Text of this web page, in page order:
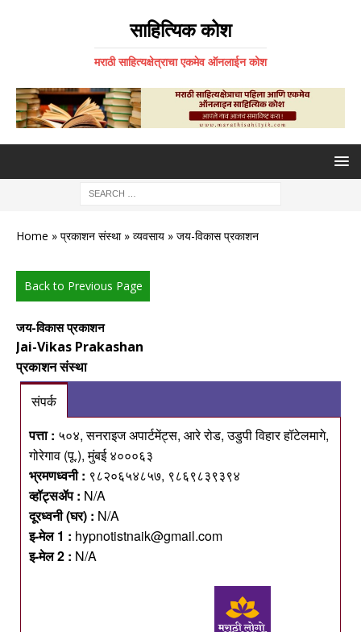
साहित्यिक कोश
मराठी साहित्यक्षेत्राचा एकमेव ऑनलाईन कोश
Home » प्रकाशन संस्था» व्यवसाय » जय-विकास प्रकाशन
Back to Previous Page
जय-विकास प्रकाशन
Jai-Vikas Prakashan
प्रकाशन संस्था
संपर्क
पत्ता : ५०४, सनराइज अपार्टमेंट्स, आरे रोड, उडुपी विहार हॉटेलमागे,
गोरेगाव (पू.), मुंबई ४०००६३
भ्रमणध्वनी : ९८२०६५४८५७, ९८६९८३९३९४
व्हॉट्सॲप : N/A
दूरध्वनी (घर) : N/A
इ-मेल 1 : hypnotistnaik@gmail.com
इ-मेल 2 : N/A